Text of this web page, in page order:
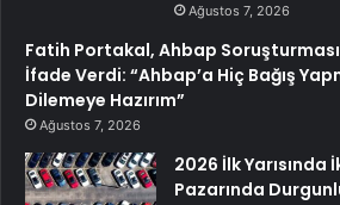
Ağustos 7, 2026
Fatih Portakal, Ahbap
İfade Verdi: “Ahbap’a Hiç Bağış
Dilemeye Hazırım”
Ağustos 7, 2026
2026 İlk Yarısında
Pazarında